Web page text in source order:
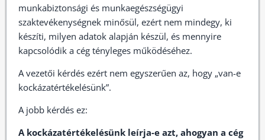
munkabiztonsági és munkaegészségügyi
szaktevékenységnek minősül, ezért nem mindegy, ki
készíti, milyen adatok alapján készül, és mennyire
kapcsolódik a cég tényleges működéséhez.
A vezetői kérdés ezért nem egyszerűen az, hogy „van-e
kockázatértékelésünk”.
A jobb kérdés ez:
A kockázatértékelésünk leírja-e azt, ahogyan a cég